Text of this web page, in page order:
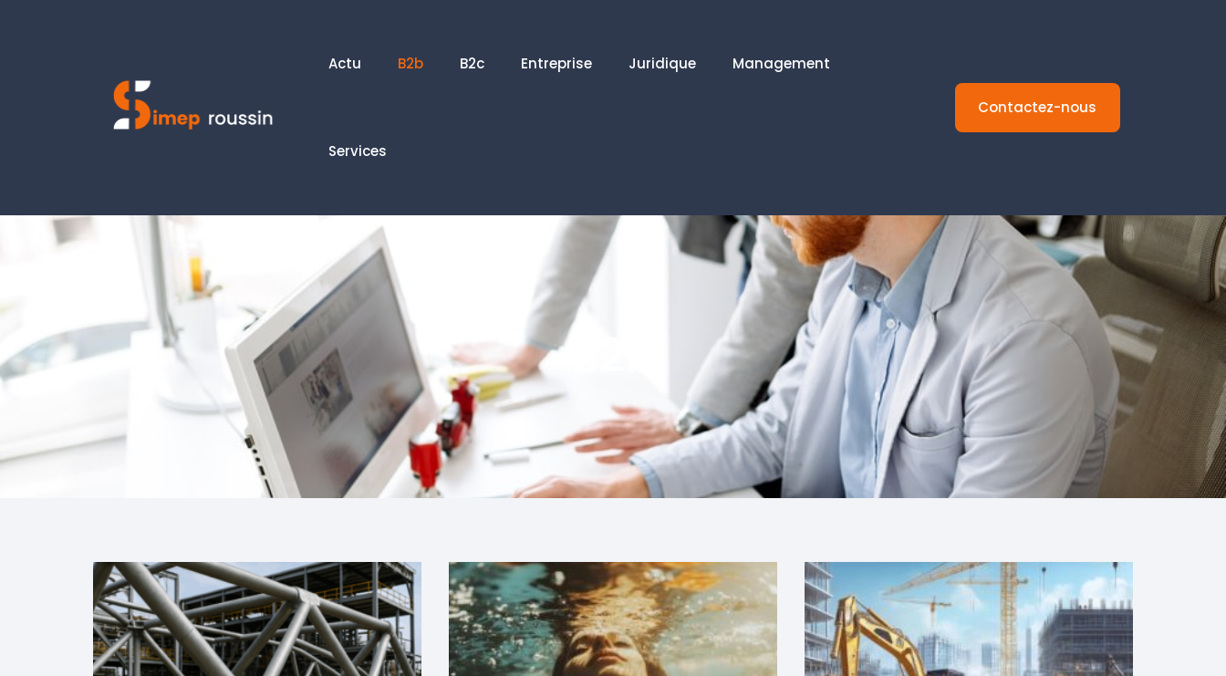
Actu B2b B2c Entreprise Juridique Management
Services
Contactez-nous